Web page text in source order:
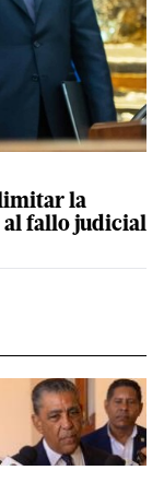
la
al fallo judicial